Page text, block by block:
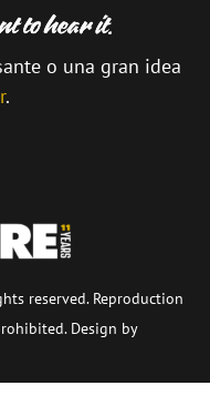
o una gran idea
.
reserved. Reproduction
Design by